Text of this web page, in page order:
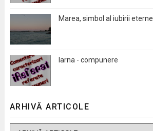
Marea, simbol al iubirii eterne
Iarna - compunere
ARHIVĂ ARTICOLE